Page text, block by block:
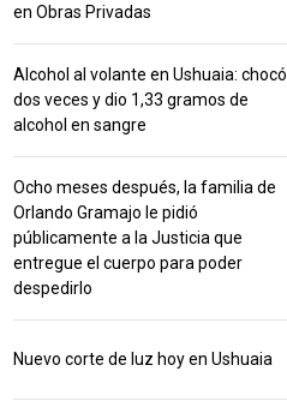
en Obras Privadas
Alcohol al volante en Ushuaia: chocó
dos veces y dio 1,33 gramos de
alcohol en sangre
Ocho meses después, la familia de
Orlando Gramajo le pidió
públicamente a la Justicia que
entregue el cuerpo para poder
despedirlo
Nuevo corte de luz hoy en Ushuaia